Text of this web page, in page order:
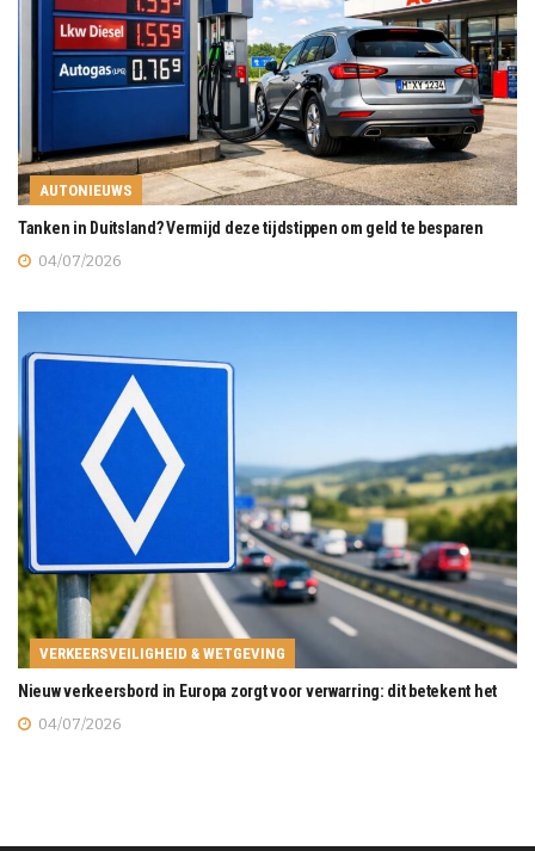
AUTONIEUWS
Tanken in Duitsland? Vermijd deze tijdstippen om geld te besparen
04/07/2026
VERKEERSVEILIGHEID & WETGEVING
Nieuw verkeersbord in Europa zorgt voor verwarring: dit betekent het
04/07/2026